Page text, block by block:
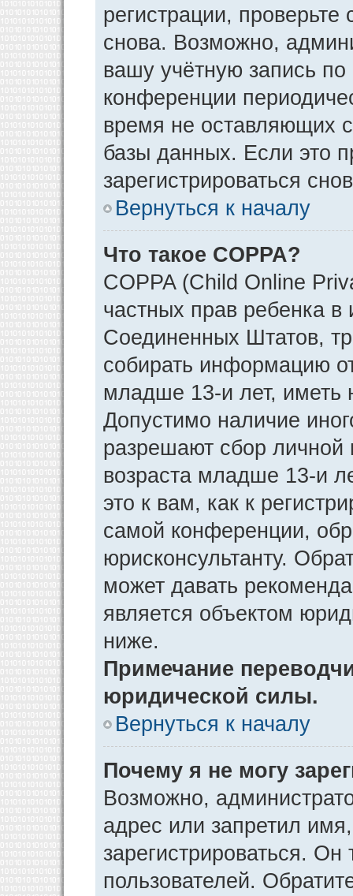
регистрации,
снова. Возможно,
вашу учётную запись
конференции
время не оставляющих
базы данных. Если это
зарегистрироваться
Вернуться к началу
Что такое COPPA?
COPPA (Child Online
частных прав ребенка в
Соединенных Штатов,
собирать информацию
младше 13-и лет, иметь
Допустимо наличие
разрешают сбор
возраста младше 13-и
это к вам, как к
самой конференции,
юрисконсультанту.
может давать
является объектом
ниже.
Примечание
юридической силы.
Вернуться к началу
Почему я не могу
Возможно,
адрес или запретил
зарегистрироваться.
пользователей.